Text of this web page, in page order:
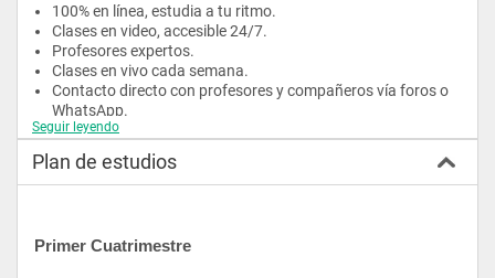
100% en línea, estudia a tu ritmo.
Clases en video, accesible 24/7.
Profesores expertos.
Clases en vivo cada semana.
Contacto directo con profesores y compañeros vía foros o
WhatsApp.
Título oficial avalado por la Secretaría de Educación Pública
de México.
Posibilidad de revalidar el título internacionalmente.
Titulación automática, sin necesidad de exámenes
Desarrollo.
Seguir leyendo
Plan de estudios
Primer Cuatrimestre